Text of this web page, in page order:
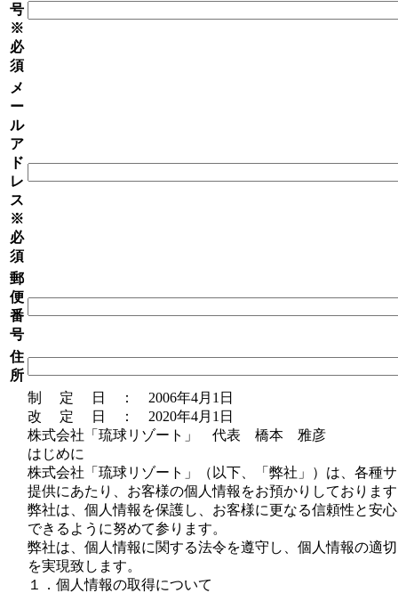
号
※
必
須
メ
ー
ル
ア
ド
レ
ス
※
必
須
郵
便
番
号
住
所
制 定 日 ： 2006年4月1日
改 定 日 ： 2020年4月1日
株式会社「琉球リゾート」 代表 橋本 雅彦
はじめに
株式会社「琉球リゾート」（以下、「弊社」）は、各種
提供にあたり、お客様の個人情報をお預かりしておりま
弊社は、個人情報を保護し、お客様に更なる信頼性と安
できるように努めて参ります。
弊社は、個人情報に関する法令を遵守し、個人情報の適
を実現致します。
１．個人情報の取得について